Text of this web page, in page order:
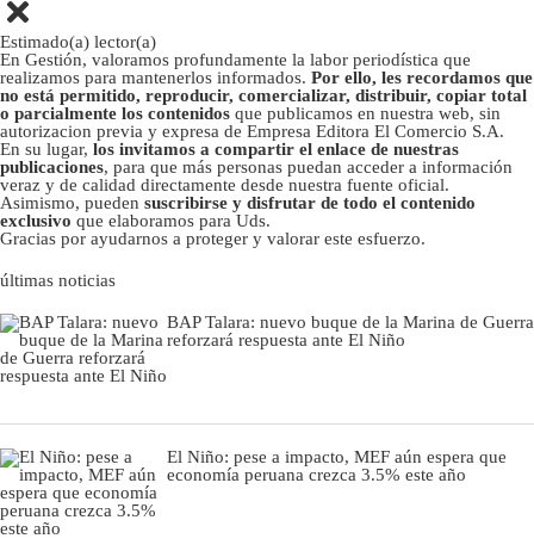
Estimado(a) lector(a)
En Gestión, valoramos profundamente la labor periodística que
realizamos para mantenerlos informados. Por ello, les recordamos que
no está permitido, reproducir, comercializar, distribuir, copiar total
o parcialmente los contenidos que publicamos en nuestra web, sin
autorizacion previa y expresa de Empresa Editora El Comercio S.A.
En su lugar, los invitamos a compartir el enlace de nuestras
publicaciones, para que más personas puedan acceder a información
veraz y de calidad directamente desde nuestra fuente oficial.
Asimismo, pueden suscribirse y disfrutar de todo el contenido
exclusivo que elaboramos para Uds.
Gracias por ayudarnos a proteger y valorar este esfuerzo.
últimas noticias
BAP Talara: nuevo buque de la Marina de Guerra
reforzará respuesta ante El Niño
El Niño: pese a impacto, MEF aún espera que
economía peruana crezca 3.5% este año